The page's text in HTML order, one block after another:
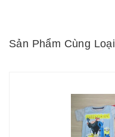
Sản Phẩm Cùng Loại